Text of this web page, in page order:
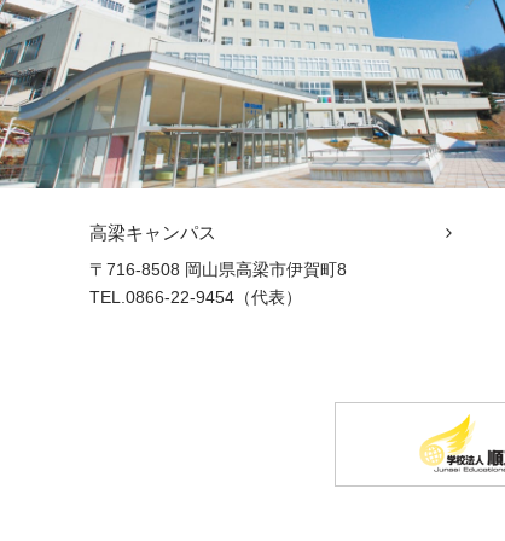
高梁キャンパス
〒716-8508 岡山県高梁市伊賀町8
TEL.0866-22-9454（代表）